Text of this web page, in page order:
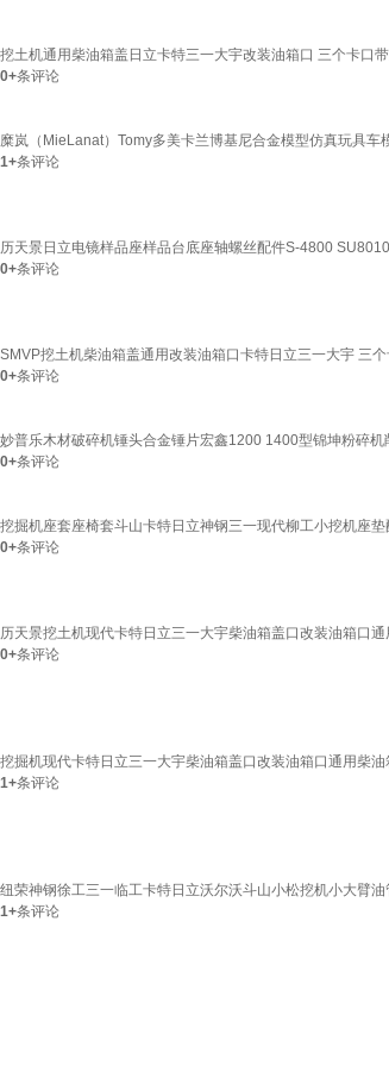
挖土机通用柴油箱盖日立卡特三一大宇改装油箱口 三个卡口
0+条评论
糜岚（MieLanat）Tomy多美卡兰博基尼合金模型仿真玩具
1+条评论
历天景日立电镜样品座样品台底座轴螺丝配件S-4800
0+条评论
SMVP挖土机柴油箱盖通用改装油箱口卡特日立三一大宇 三个
0+条评论
妙普乐木材破碎机锤头合金锤片宏鑫1200 1400型锦坤粉碎
0+条评论
挖掘机座套座椅套斗山卡特日立神钢三一现代柳工小挖机座
0+条评论
历天景挖土机现代卡特日立三一大宇柴油箱盖口改装油箱口
0+条评论
挖掘机现代卡特日立三一大宇柴油箱盖口改装油箱口通用柴
1+条评论
纽荣神钢徐工三一临工卡特日立沃尔沃斗山小松挖机小大臂
1+条评论